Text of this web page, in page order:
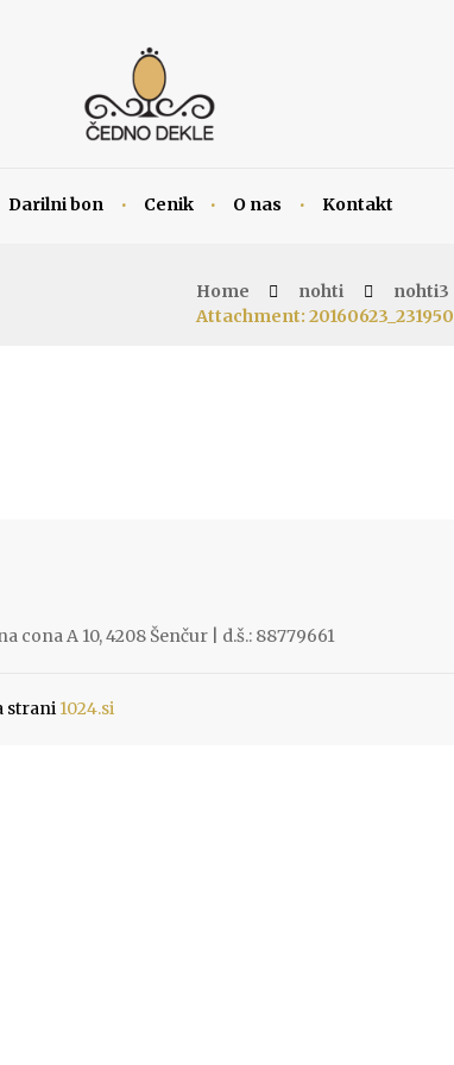
Darilni bon Cenik O nas Kontakt
Home nohti
nohti3
Attachment: 20160623_231950
cona A 10, 4208 Šenčur | d.š.: 88779661
strani 1024.si